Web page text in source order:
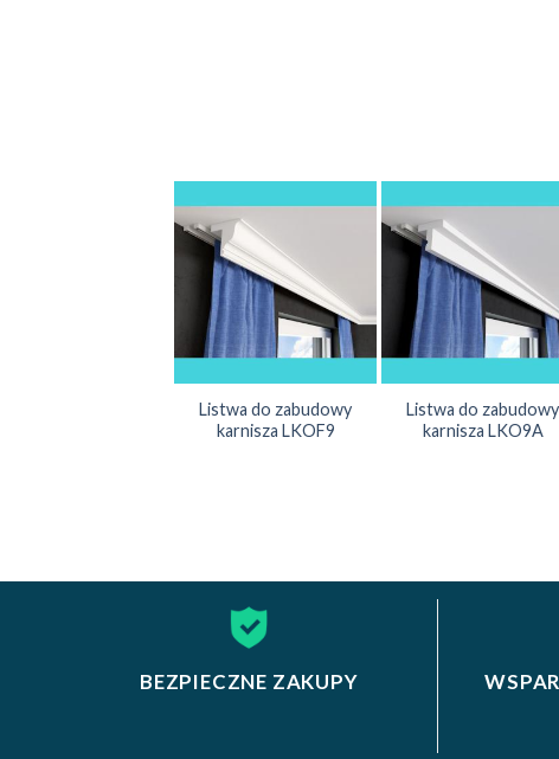
Listwa do zabudowy
karnisza LKOF9
Listwa do zabudowy
karnisza LKO9A
BEZPIECZNE ZAKUPY